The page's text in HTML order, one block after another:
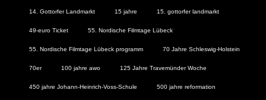
14. Gottorfer Landmarkt 15 jahre 15. gottorfer landmarkt
49-euro Ticket 55. Nordische Filmtage Lübeck
55. Nordische Filmtage Lübeck programm 70 Jahre Schleswig-Holstein
70er 100 jahre awo 125 Jahre Travemünder Woche
450 jahre Johann-Heinrich-Voss-Schule 500 jahre reformation